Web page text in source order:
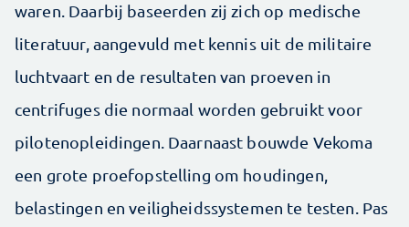
waren. Daarbij baseerden zij zich op medische
literatuur, aangevuld met kennis uit de militaire
luchtvaart en de resultaten van proeven in
centrifuges die normaal worden gebruikt voor
pilotenopleidingen. Daarnaast bouwde Vekoma
een grote proefopstelling om houdingen,
belastingen en veiligheidssystemen te testen. Pas